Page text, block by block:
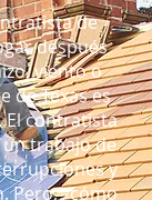
de
después
viento o
de Texas es
El contratista
trabajo de
y
Pero, ¿cómo